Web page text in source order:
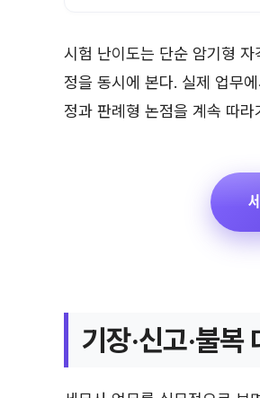
시험 난이도는 단순 암기형
정을 동시에 본다. 실제 업무
정과 판례형 논점을 계속 따라
기장·신고·불